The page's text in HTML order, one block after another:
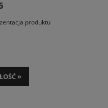
produktu
»